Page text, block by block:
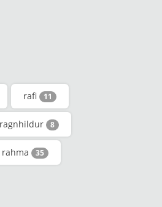
rafi 11
ragnhildur 8
rahma 35